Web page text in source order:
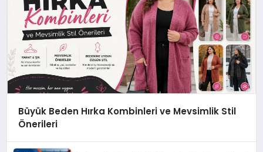
Büyük Beden Hırka Kombinleri ve Mevsimlik Stil
Önerileri